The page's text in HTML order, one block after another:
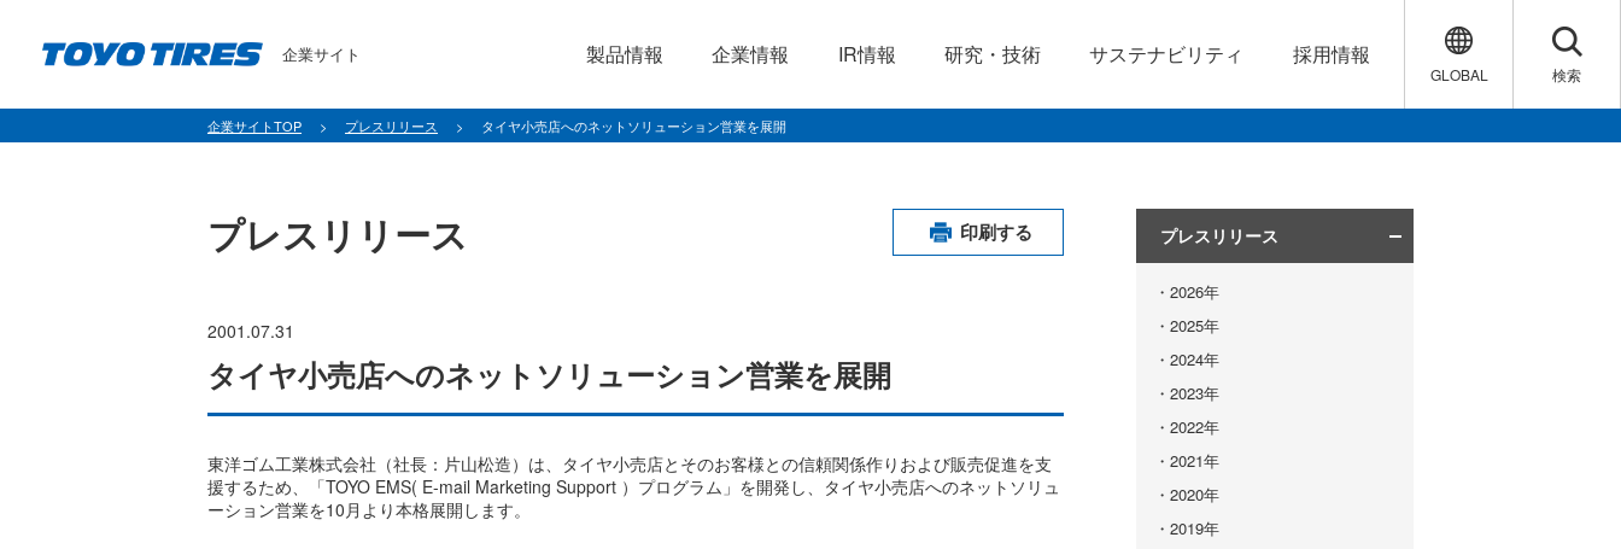
企業サイト 製品情報 企業情報 IR情報 研究・技術 サステナビリティ 採用情報
GLOBAL 検索
パ
企業サイトTOP プレスリリース タイヤ小売店へのネットソリューション営業を展開
印刷する
プレスリリース
2001.07.31
タイヤ小売店へのネットソリューション営業を展開
東洋ゴム工業株式会社（社長：片山松造）は、タイヤ小売店とそのお客様との信頼関係作りおよび販売促進を支
援するため、「TOYO EMS( E-mail Marketing Support ）プログラム」を開発し、タイヤ小売店へのネットソリュ
ーション営業を10月より本格展開します。
プレスリリース
2026年
2025年
2024年
2023年
2022年
2021年
2020年
2019年